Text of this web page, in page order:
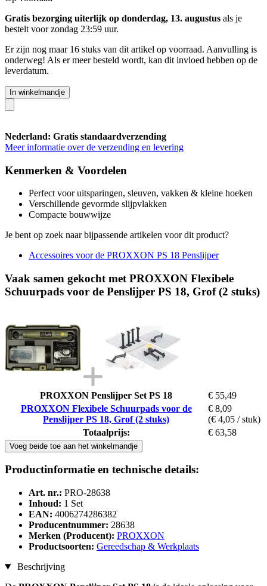
Gratis bezorging uiterlijk op donderdag, 13. augustus als je
bestelt voorzondag 23:59 uur.
Er zijn nog maar 16 stuks van dit artikel op voorraad. Aanvulling is
onderweg! Als er meer besteld wordt, kan dit invloed hebben op de
leverdatum.
In winkelmandje
Nederland: Gratis standaardverzending
Meer informatie over de verzending en levering
Kenmerken & Voordelen
Perfect voor uitsparingen, sleuven, vakken & kleine hoeken
Verschillende gevormde slijpvlakken
Compacte bouwwijze
Je bent op zoek naar bijpassende artikelen voor dit product?
Accessoires voor de PROXXON PS 18 Penslijper
Vaak samen gekocht met PROXXON Flexibele
Schuurpads voor de Penslijper PS 18, Grof (2 stuks)
PROXXON Penslijper Set PS 18
€ 55,49
PROXXON Flexibele Schuurpads voor de
Penslijper PS 18, Grof (2 stuks)
€ 8,09
(€ 4,05 / stuk)
Totaalprijs:
€ 63,58
Voeg beide toe aan het winkelmandje
Productinformatie en technische details:
Art. nr.: PRO-28638
Inhoud: 1 Set
EAN: 4006274286382
Producentnummer: 28638
Merken (Producent): PROXXON
Productsoorten: Gereedschap & Werkplaats
Beschrijving